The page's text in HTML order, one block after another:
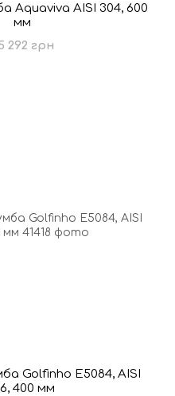
AISI 304, 600
мм
292 грн
Golfinho E5084, AISI
400 мм